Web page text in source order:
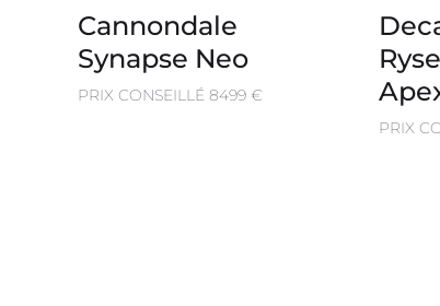
Cannondale
Synapse Neo
PRIX CONSEILLÉ 8499 €
PRIX